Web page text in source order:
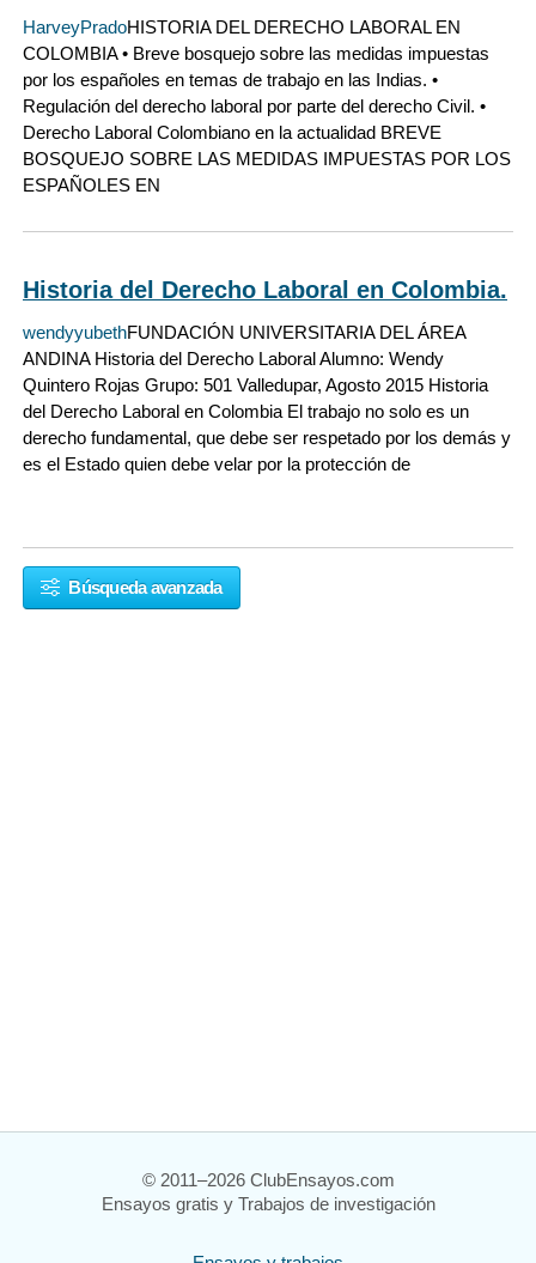
HarveyPradoHISTORIA DEL DERECHO LABORAL EN
COLOMBIA • Breve bosquejo sobre las medidas impuestas
por los españoles en temas de trabajo en las Indias. •
Regulación del derecho laboral por parte del derecho Civil. •
Derecho Laboral Colombiano en la actualidad BREVE
BOSQUEJO SOBRE LAS MEDIDAS IMPUESTAS POR LOS
ESPAÑOLES EN
Historia del Derecho Laboral en Colombia.
wendyyubethFUNDACIÓN UNIVERSITARIA DEL ÁREA
ANDINA Historia del Derecho Laboral Alumno: Wendy
Quintero Rojas Grupo: 501 Valledupar, Agosto 2015 Historia
del Derecho Laboral en Colombia El trabajo no solo es un
derecho fundamental, que debe ser respetado por los demás y
es el Estado quien debe velar por la protección de
Búsqueda avanzada
© 2011–2026 ClubEnsayos.com
Ensayos gratis y Trabajos de investigación